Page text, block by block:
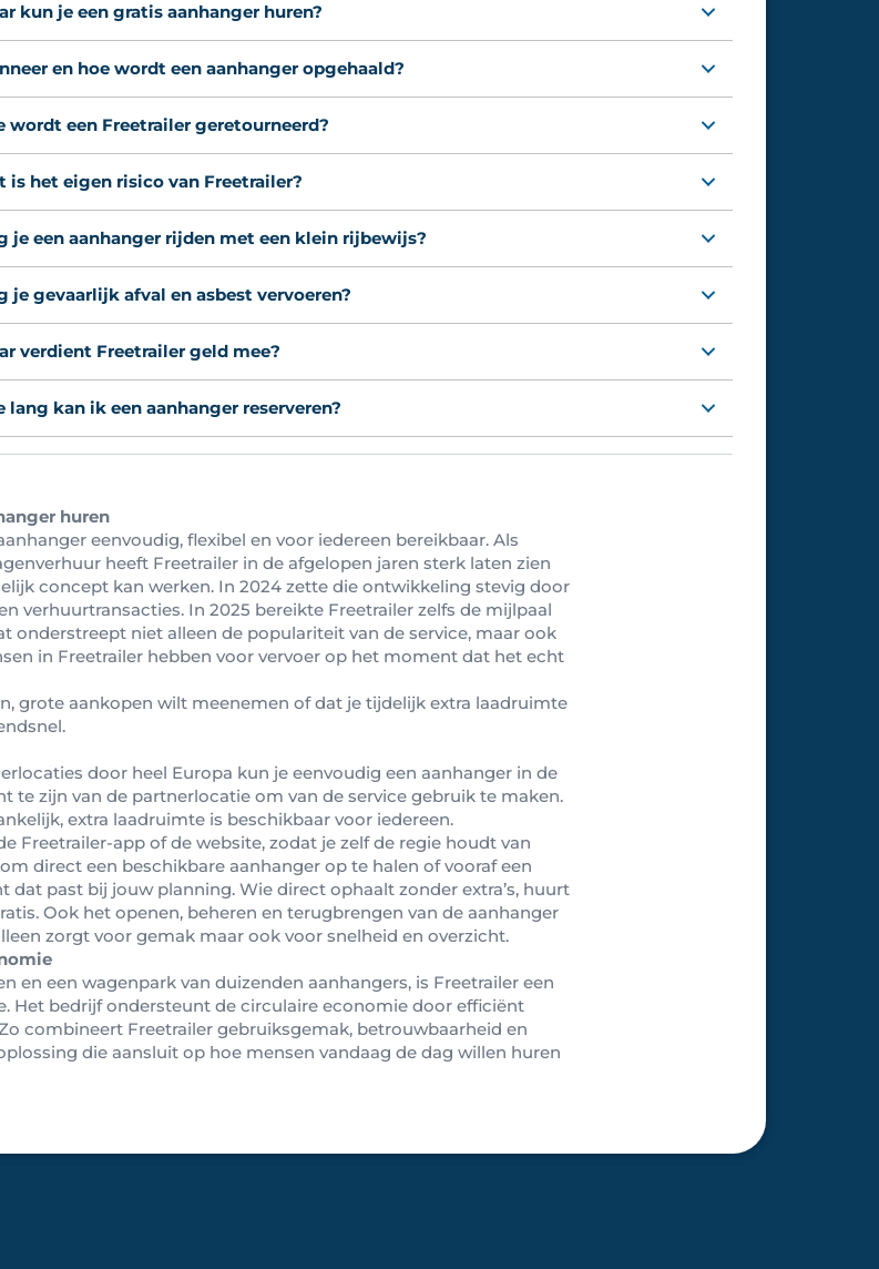
kun je een gratis aanhanger huren?
en hoe wordt een aanhanger opgehaald?
wordt een Freetrailer geretourneerd?
is het eigen risico van Freetrailer?
je een aanhanger rijden met een klein rijbewijs?
je gevaarlijk afval en asbest vervoeren?
verdient Freetrailer geld mee?
lang kan ik een aanhanger reserveren?
huren
eenvoudig, flexibel en voor iedereen bereikbaar. Als
heeft Freetrailer in de afgelopen jaren sterk laten zien
concept kan werken. In 2024 zette die ontwikkeling stevig door
verhuurtransacties. In 2025 bereikte Freetrailer zelfs de mijlpaal
onderstreept niet alleen de populariteit van de service, maar ook
in Freetrailer hebben voor vervoer op het moment dat het echt
grote aankopen wilt meenemen of dat je tijdelijk extra laadruimte
door heel Europa kun je eenvoudig een aanhanger in de
te zijn van de partnerlocatie om van de service gebruik te maken.
extra laadruimte is beschikbaar voor iedereen.
Freetrailer-app of de website, zodat je zelf de regie houdt van
direct een beschikbare aanhanger op te halen of vooraf een
dat past bij jouw planning. Wie direct ophaalt zonder extra’s, huurt
Ook het openen, beheren en terugbrengen van de aanhanger
zorgt voor gemak maar ook voor snelheid en overzicht.
en een wagenpark van duizenden aanhangers, is Freetrailer een
Het bedrijf ondersteunt de circulaire economie door efficiënt
combineert Freetrailer gebruiksgemak, betrouwbaarheid en
die aansluit op hoe mensen vandaag de dag willen huren